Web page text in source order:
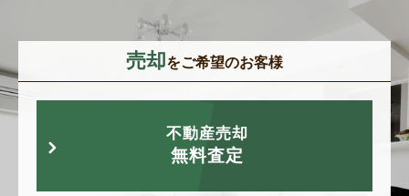
売却をご希望のお客様
不動産売却
無料査定